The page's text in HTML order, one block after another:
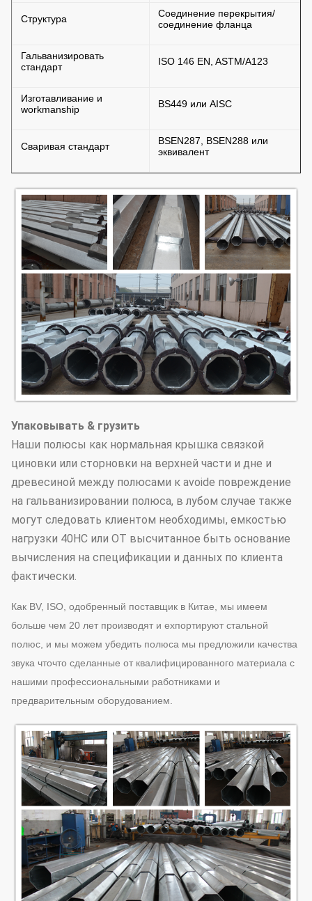
Структура
Соединение перекрытия/
соединение фланца
Гальванизировать
стандарт
ISO 146 EN, ASTM/A123
Изготавливание и
workmanship
BS449 или AISC
Сваривая стандарт
BSEN287, BSEN288 или
эквивалент
Упаковывать & грузить
Наши полюсы как нормальная крышка связкой
циновки или сторновки на верхней части и дне и
древесиной между полюсами к avoide повреждение
на гальванизировании полюса, в лубом случае также
могут следовать клиентом необходимы, емкостью
нагрузки 40HC или OT высчитанное быть основание
вычисления на спецификации и данных по клиента
фактически.
Как BV, ISO, одобренный поставщик в Китае, мы имеем
больше чем 20 лет производят и ехпортируют стальной
полюс, и мы можем убедить полюса мы предложили качества
звука чточто сделанные от квалифицированного материала с
нашими профессиональными работниками и
предварительным оборудованием.